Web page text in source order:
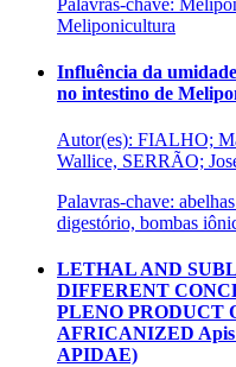
Meliponicultura
Influência da
no intestino de
Autor(es): FIALHO;
Wallice, SERRÃO;
Palavras-chave:
digestório, bombas
LETHAL AND
DIFFERENT
PLENO PRODUCT
AFRICANIZED
APIDAE)